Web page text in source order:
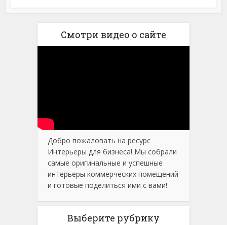
Смотри видео о сайте
Добро пожаловать на ресурс
Интерьеры для бизнеса! Мы собрали
самые оригинальные и успешные
интерьеры коммерческих помещений
и готовые поделиться ими с вами!
Выберите рубрику